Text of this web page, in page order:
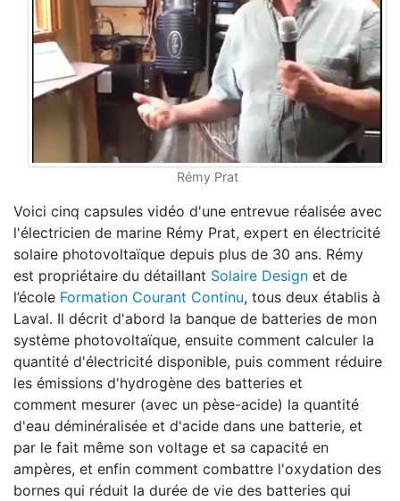
Rémy Prat
Voici cinq capsules vidéo d'une entrevue réalisée avec
l'électricien de marine Rémy Prat, expert en électricité
solaire photovoltaïque depuis plus de 30 ans. Rémy
est propriétaire du détaillant Solaire Design et de
l’école Formation Courant Continu, tous deux établis à
Laval. Il décrit d'abord la banque de batteries de mon
système photovoltaïque, ensuite comment calculer la
quantité d'électricité disponible, puis comment réduire
les émissions d'hydrogène des batteries et
comment mesurer (avec un pèse-acide) la quantité
d'eau déminéralisée et d'acide dans une batterie, et
par le fait même son voltage et sa capacité en
ampères, et enfin comment combattre l'oxydation des
bornes qui réduit la durée de vie des batteries qui